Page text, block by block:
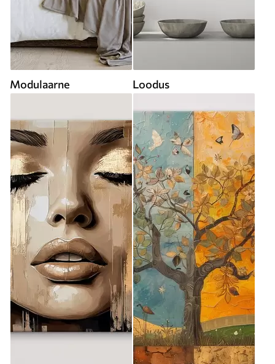
Modulaarne Loodus